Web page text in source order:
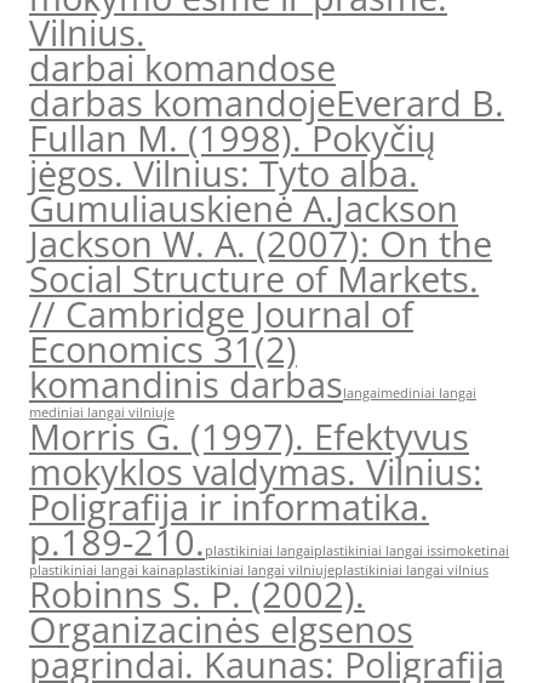
Vilnius.
darbai komandose
darbas komandojeEverard B.
Fullan M. (1998). Pokyčių
jėgos. Vilnius: Tyto alba.
Gumuliauskienė A.Jackson
Jackson W. A. (2007): On the
Social Structure of Markets.
// Cambridge Journal of
Economics 31(2)
komandinis darbaslangaimediniai langai
mediniai langai vilniuje
Morris G. (1997). Efektyvus
mokyklos valdymas. Vilnius:
Poligrafija ir informatika.
p.189-210. plastikiniai langaiplastikiniai langai issimoketinai
plastikiniai langai kainaplastikiniai langai vilniujeplastikiniai langai vilnius
Robinns S. P. (2002).
Organizacinės elgsenos
pagrindai. Kaunas: Poligrafija